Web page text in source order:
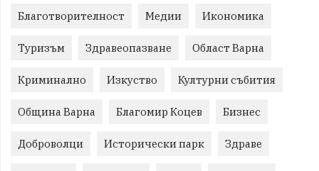
Благотворителност Медии Икономика
Туризъм Здравеопазване Област Варна
Криминално Изкуство Културни събития
Община Варна Благомир Коцев Бизнес
Доброволци Исторически парк Здраве